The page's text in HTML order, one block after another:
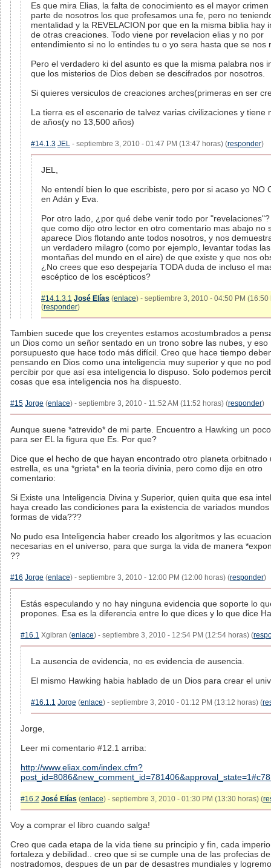
Es que mira Elias, la falta de conocimiento es el mayor crimen
parte de nosotros los que profesamos una fe, pero no
mentalidad y la REVELACION por que en la misma biblia hay
de otras creaciones. Todo viene por revelacion elias y no por
entendimiento si no lo entindes tu o yo sera hasta que se nos
Pero el verdadero ki del asunto es que la misma palabra nos
que los misterios de Dios deben se descifrados por nosotros.
Si quieres versiculos de creaciones arches(primeras en ser
La tierra es el escenario de talvez varias civilizaciones y tiene
de años(y no 13,500 años)
#14.1.3 JEL - septiembre 3, 2010 - 01:47 PM (13:47 horas) (responder)
JEL,
No entendí bien lo que escribiste, pero por si acaso yo NO
en Adán y Eva.
Por otro lado, ¿por qué debe venir todo por
que como dijo otro lector en otro comentario mas abajo no
aparece Dios flotando ante todos nosotros, y nos
un verdadero milagro (como por ejemplo, levantar todas las
montañas del mundo en el aire) de que existe y que nos
¿No crees que eso despejaría TODA duda de incluso el
escéptico de los escépticos?
#14.1.3.1 José Elías (enlace) - septiembre 3, 2010 - 04:50 PM (16:50
(responder)
Tambien sucede que los creyentes estamos acostumbrados a
un Dios como un señor sentado en un trono sobre las nubes, y eso
porsupuesto que hace todo más difícil. Creo que hace tiempo
pensando en Dios como una inteligencia muy superior y que no
percibir por que así esa inteligencia lo dispuso. Solo podemos
cosas que esa inteligencia nos ha dispuesto.
#15 Jorge (enlace) - septiembre 3, 2010 - 11:52 AM (11:52 horas) (responder)
Aunque suene *atrevido* de mi parte. Encuentro a Hawking un
para ser EL la figura que Es. Por que?
Dice que el hecho de que hayan encontrado otro planeta orbitnado
estrella, es una *grieta* en la teoria divinia, pero como dije en otro
comentario:
Si Existe una Inteligencia Divina y Superior, quien quita que esa
haya creado las condiciones para la existencia de variados mundos
formas de vida???
No pudo esa Inteligencia haber creado los algoritmos y las
necesarias en el universo, para que surga la vida de manera
??
#16 Jorge (enlace) - septiembre 3, 2010 - 12:00 PM (12:00 horas) (responder)
Estás especulando y no hay ninguna evidencia que soporte lo
propones. Esa es la diferencia entre lo que dices y lo que dice
#16.1 Xgibran (enlace) - septiembre 3, 2010 - 12:54 PM (12:54 horas) (
La ausencia de evidencia, no es evidencia de ausencia.
El mismo Hawking habia hablado de un Dios para crear el
#16.1.1 Jorge (enlace) - septiembre 3, 2010 - 01:12 PM (13:12 horas) (
Jorge,
Leer mi comentario #12.1 arriba:
http://www.eliax.com/index.cfm?
#16.2 José Elías (enlace) - septiembre 3, 2010 - 01:30 PM (13:30 horas) (
Voy a comprar el libro cuando salga!
Creo que cada etapa de la vida tiene su principio y fin, cada
fortaleza y debilidad.. creo que si se cumple una de las profecias de
nostradomos, despues de un par de desastres mundiales y